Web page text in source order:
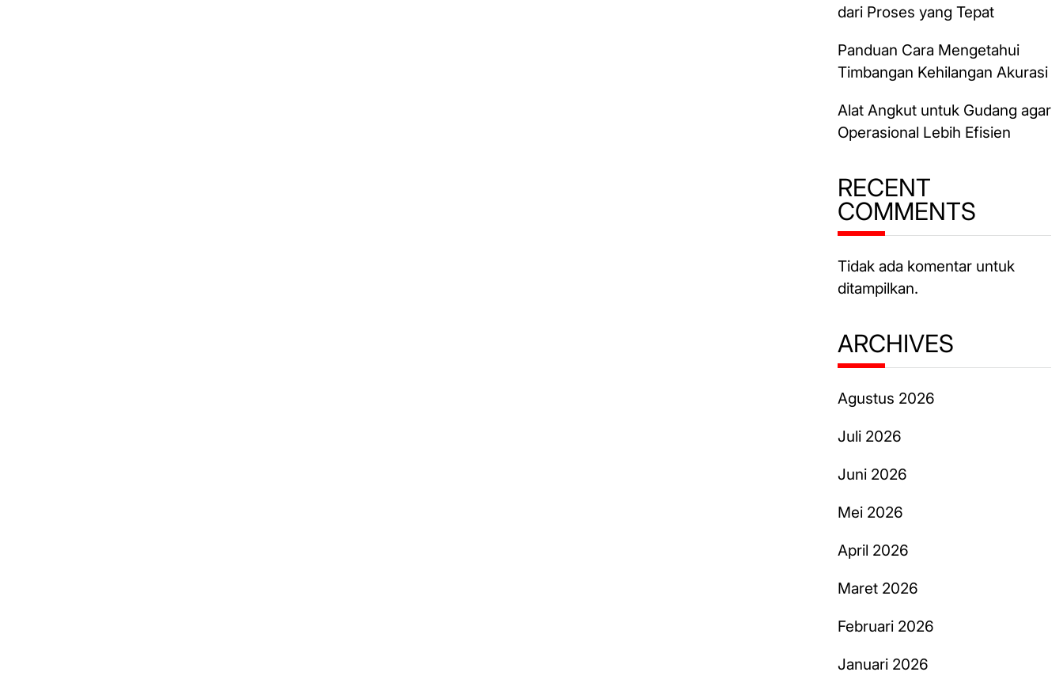
dari Proses yang Tepat
Panduan Cara Mengetahui
Timbangan Kehilangan Akurasi
Alat Angkut untuk Gudang agar
Operasional Lebih Efisien
RECENT
COMMENTS
Tidak ada komentar untuk
ditampilkan.
ARCHIVES
Agustus 2026
Juli 2026
Juni 2026
Mei 2026
April 2026
Maret 2026
Februari 2026
Januari 2026